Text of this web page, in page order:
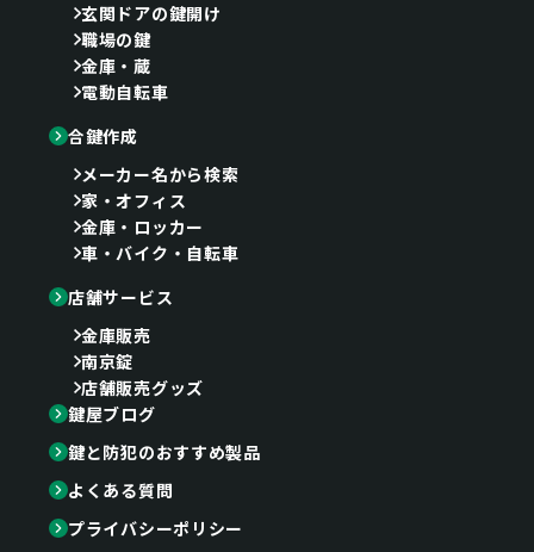
玄関ドアの鍵開け
職場の鍵
金庫・蔵
電動自転車
合鍵作成
メーカー名から検索
家・オフィス
金庫・ロッカー
車・バイク・自転車
店舗サービス
金庫販売
南京錠
店舗販売グッズ
鍵屋ブログ
鍵と防犯のおすすめ製品
よくある質問
プライバシーポリシー